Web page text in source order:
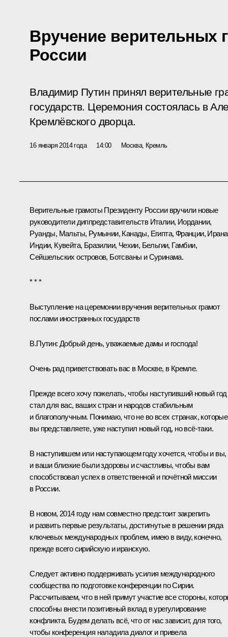
Вручение верительных
России
Владимир Путин принял верительные
государств. Церемония состоялась в
Кремлёвского дворца.
16 января 2014 года 14:00 Москва, Кремль
Верительные грамоты Президенту России вручили новые
руководители диппредставительств Италии, Иордании,
Руанды, Мальты, Румынии, Канады, Египта, Франции,
Индии, Кувейта, Бразилии, Чехии, Бельгии, Гамбии,
Сейшельских островов, Ботсваны и Суринама.
* * *
Выступление на церемонии вручения верительных грамот
послами иностранных государств
В.Путин: Добрый день, уважаемые дамы и господа!
Очень рад приветствовать вас в Москве, в Кремле.
Прежде всего хочу пожелать, чтобы наступивший новый год
стал для вас, ваших стран и народов стабильным
и благополучным. Понимаю, что не во всех странах, которые
вы представляете, уже наступил новый год, но всё‑таки.
В наступившем или наступающем году хочется, чтобы и вы,
и ваши близкие были здоровы и счастливы, чтобы вам
способствовал успех в ответственной и почётной миссии
в России.
В новом, 2014 году нам совместно предстоит закрепить
и развить первые результаты, достигнутые в решении ряда
ключевых международных проблем, имею в виду, конечно,
прежде всего сирийскую и иранскую.
Следует активно поддерживать усилия международного
сообщества по подготовке конференции по Сирии.
Рассчитываем, что в ней примут участие все стороны,
способны внести позитивный вклад в урегулирование
конфликта. Будем делать всё, что от нас зависит, для того,
чтобы конференция наладила диалог и привела